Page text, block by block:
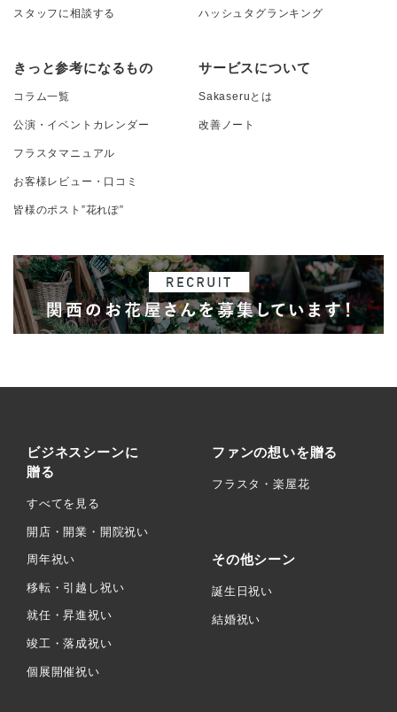
スタッフに相談する ハッシュタグランキング
きっと参考になるもの
コラム一覧
公演・イベントカレンダー
フラスタマニュアル
お客様レビュー・口コミ
皆様のポスト”花れぽ”
サービスについて
Sakaseruとは
改善ノート
ビジネスシーンに
贈る
すべてを見る
開店・開業・開院祝い
周年祝い
移転・引越し祝い
就任・昇進祝い
竣工・落成祝い
個展開催祝い
ファンの想いを贈る
フラスタ・楽屋花
その他シーン
誕生日祝い
結婚祝い